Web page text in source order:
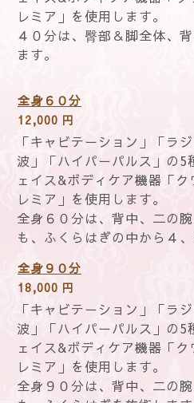
レミア」を使用します。
４０分は、臀部＆脚全体、
ます。
全身６０分
12,000 円
「キャビテーション」「ラ
波」「ハイパーパルス」の5
ェイス&ボディケア機器「
レミア」を使用します。
全身６０分は、背中、二の
も、ふくらはぎの中から４
全身９０分
18,000 円
「キャビテーション」「ラ
波」「ハイパーパルス」の5
ェイス&ボディケア機器「
レミア」を使用します。
全身９０分は、背中、二の